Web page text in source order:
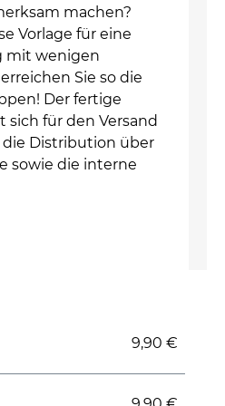
machen?
Vorlage für eine
mit wenigen
Sie so die
Der fertige
sich für den Versand
die Distribution über
sowie die interne
9,90 €